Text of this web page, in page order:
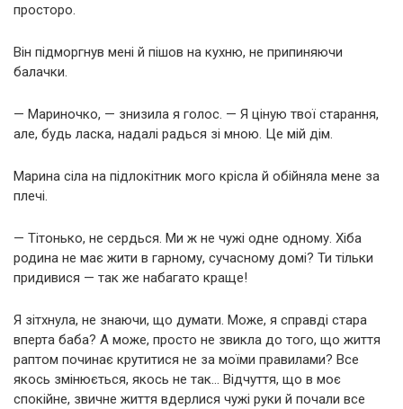
просторо.
Він підморгнув мені й пішов на кухню, не припиняючи
балачки.
— Мариночко, — знизила я голос. — Я ціную твої старання,
але, будь ласка, надалі радься зі мною. Це мій дім.
Марина сіла на підлокітник мого крісла й обійняла мене за
плечі.
— Тітонько, не сердься. Ми ж не чужі одне одному. Хіба
родина не має жити в гарному, сучасному домі? Ти тільки
придивися — так же набагато краще!
Я зітхнула, не знаючи, що думати. Може, я справді стара
вперта баба? А може, просто не звикла до того, що життя
раптом починає крутитися не за моїми правилами? Все
якось змінюється, якось не так… Відчуття, що в моє
спокійне, звичне життя вдерлися чужі руки й почали все